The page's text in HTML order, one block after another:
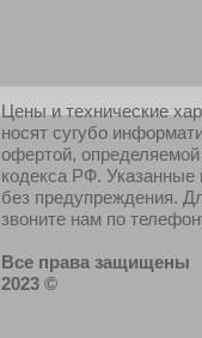
Цены и технические
носят сугубо
офертой,
кодекса РФ.
без предупреждения.
звоните нам по
Все права защищены
2023 ©